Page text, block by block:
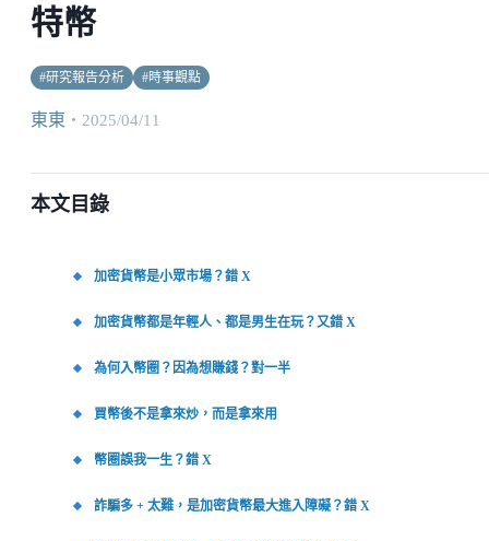
特幣
#研究報告分析 #時事觀點
東東 ・ 2025/04/11
本文目錄
加密貨幣是小眾市場？錯 X
加密貨幣都是年輕人、都是男生在玩？又錯 X
為何入幣圈？因為想賺錢？對一半
買幣後不是拿來炒，而是拿來用
幣圈誤我一生？錯 X
詐騙多 + 太難，是加密貨幣最大進入障礙？錯 X